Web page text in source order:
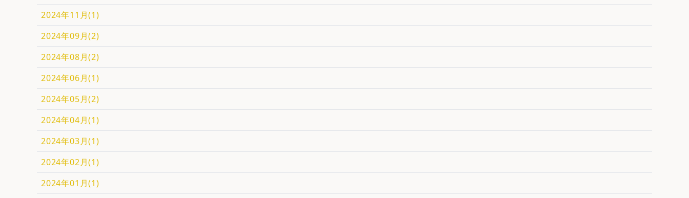
2024年11月(1)
2024年09月(2)
2024年08月(2)
2024年06月(1)
2024年05月(2)
2024年04月(1)
2024年03月(1)
2024年02月(1)
2024年01月(1)